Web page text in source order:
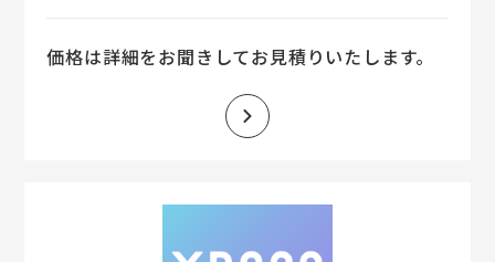
立させた設計 静音性と安全性を重視し
た先進的な技術 【空中移動と地上走
行】 空中でのスムーズな移動と正確な
【設計とプロトタイプ開発】 カスタム
たソリューション プロトタイプの開発
価格は詳細をお聞きしてお見積りいたします。